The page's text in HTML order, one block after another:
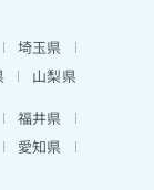
埼玉県
山梨県
福井県
愛知県